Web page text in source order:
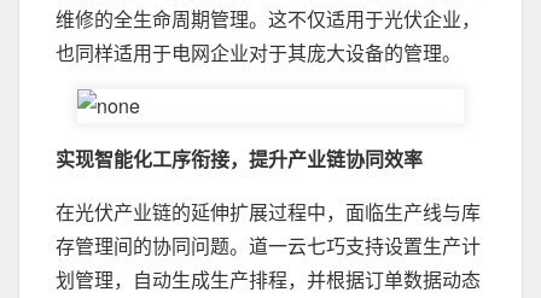
维修的全生命周期管理。这不仅适用于光伏企业，
也同样适用于电网企业对于其庞大设备的管理。
实现智能化工序衔接，提升产业链协同效率
在光伏产业链的延伸扩展过程中，面临生产线与库
存管理间的协同问题。道一云七巧支持设置生产计
划管理，自动生成生产排程，并根据订单数据动态